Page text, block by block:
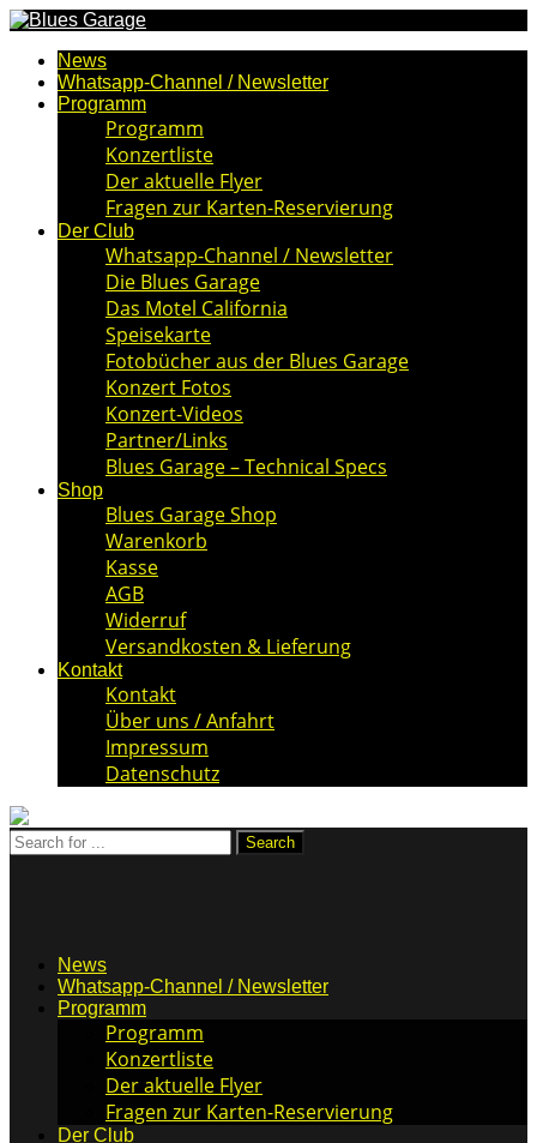
News
Whatsapp-Channel / Newsletter
Programm
Programm
Konzertliste
Der aktuelle Flyer
Fragen zur Karten-Reservierung
Der Club
Whatsapp-Channel / Newsletter
Die Blues Garage
Das Motel California
Speisekarte
Fotobücher aus der Blues Garage
Konzert Fotos
Konzert-Videos
Partner/Links
Blues Garage – Technical Specs
Shop
Blues Garage Shop
Warenkorb
Kasse
AGB
Widerruf
Versandkosten & Lieferung
Kontakt
Kontakt
Über uns / Anfahrt
Impressum
Datenschutz
News
Whatsapp-Channel / Newsletter
Programm
Programm
Konzertliste
Der aktuelle Flyer
Fragen zur Karten-Reservierung
Der Club